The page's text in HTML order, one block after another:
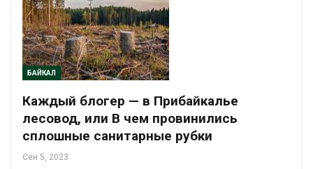
БАЙКАЛ
Каждый блогер — в Прибайкалье
лесовод, или В чем провинились
сплошные санитарные рубки
Сен 5, 2023